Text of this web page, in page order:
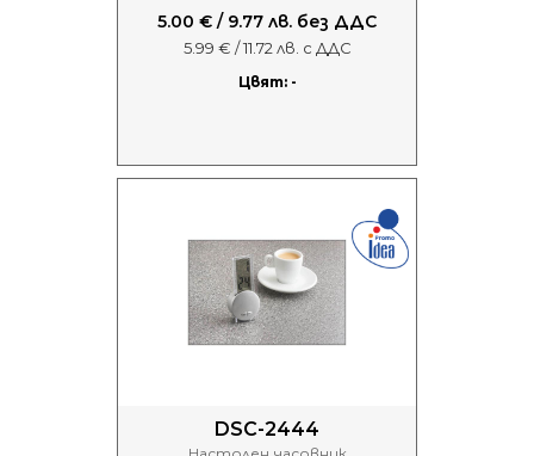
5.00 € / 9.77 лв. без ДДС
5.99 € / 11.72 лв. с ДДС
Цвят: -
DSC-2444